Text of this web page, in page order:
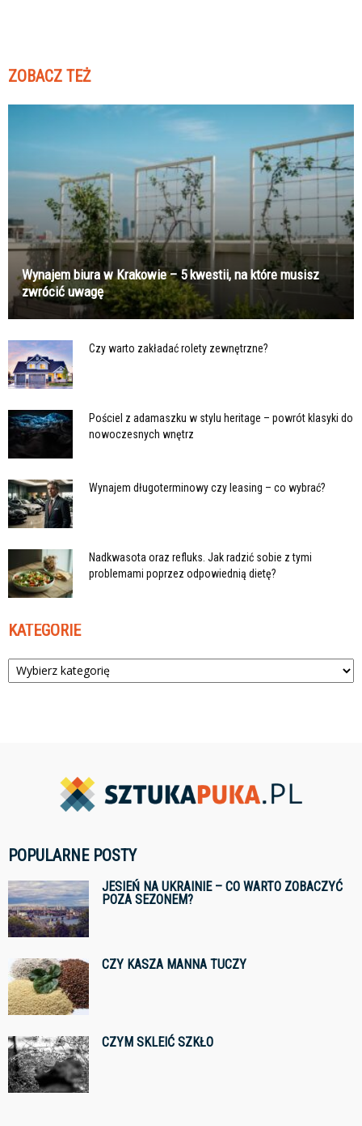
ZOBACZ TEŻ
Wynajem biura w Krakowie – 5 kwestii, na które musisz
zwrócić uwagę
Czy warto zakładać rolety zewnętrzne?
Pościel z adamaszku w stylu heritage – powrót klasyki do
nowoczesnych wnętrz
Wynajem długoterminowy czy leasing – co wybrać?
Nadkwasota oraz refluks. Jak radzić sobie z tymi
problemami poprzez odpowiednią dietę?
KATEGORIE
Kategorie
POPULARNE POSTY
JESIEŃ NA UKRAINIE – CO WARTO ZOBACZYĆ
POZA SEZONEM?
CZY KASZA MANNA TUCZY
CZYM SKLEIĆ SZKŁO